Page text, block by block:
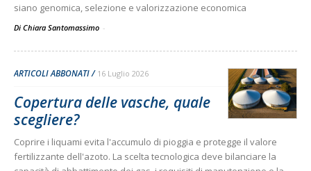
siano genomica, selezione e valorizzazione economica
Di Chiara Santomassimo -
ARTICOLI ABBONATI 16 Luglio 2026
Copertura delle vasche, quale
scegliere?
Coprire i liquami evita l'accumulo di pioggia e protegge il valore
fertilizzante dell'azoto. La scelta tecnologica deve bilanciare la